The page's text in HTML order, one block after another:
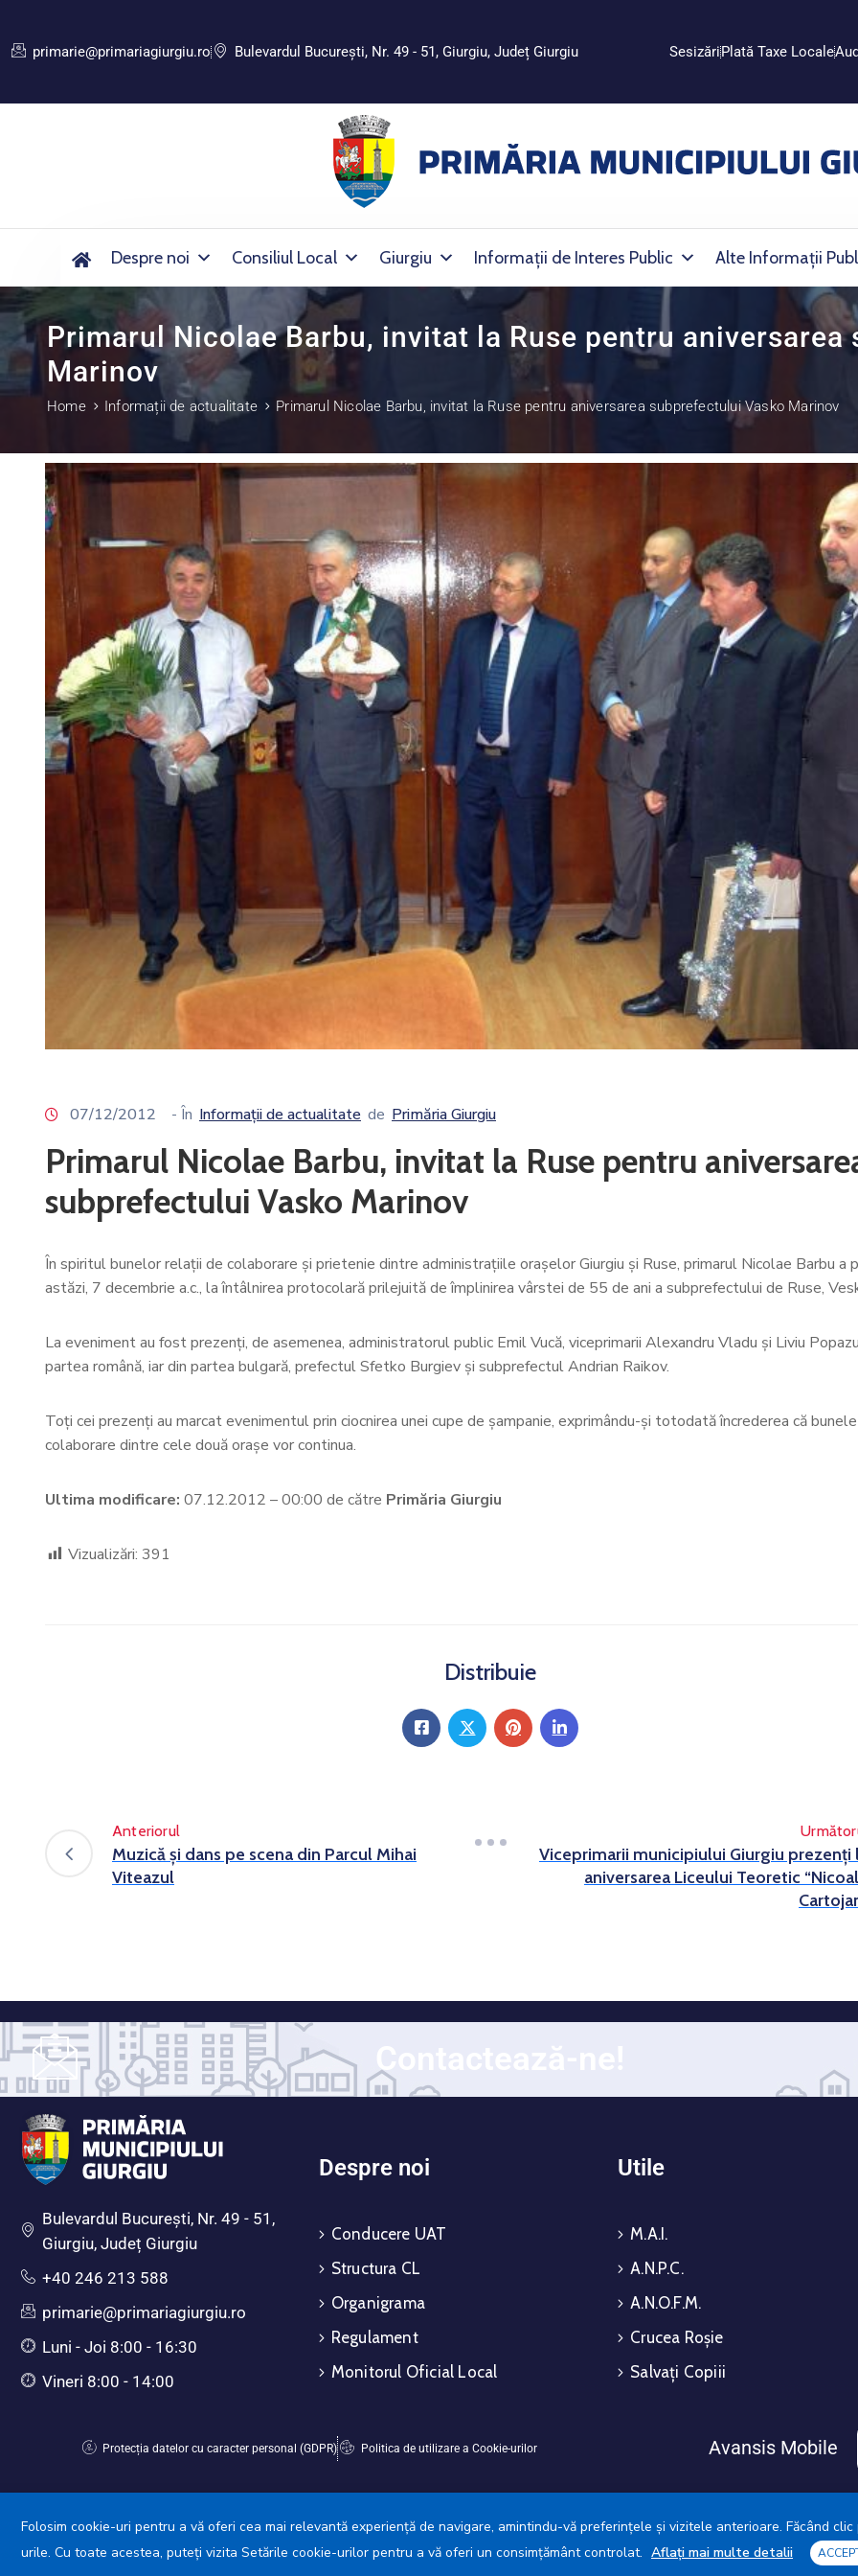
primarie@primariagiurgiu.ro Bulevardul Bucureşti, Nr. 49 - 51, Giurgiu, Județ Giurgiu SesizăriPlată Taxe Locale
Despre noi Consiliul Local Giurgiu Informații de Interes Public Alte Informații
Primarul Nicolae Barbu, invitat la Ruse pentru
Marinov
Home Informații de actualitate Primarul Nicolae Barbu, invitat la Ruse pentru aniversarea subprefectului Vasko Marinov
07/12/2012 - În Informații de actualitate de Primăria Giurgiu
Primarul Nicolae Barbu, invitat la Ruse pentru
subprefectului Vasko Marinov
În spiritul bunelor relaţii de colaborare şi prietenie dintre administraţiile oraşelor Giurgiu şi Ruse, primarul Nicolae Barbu a
astăzi, 7 decembrie a.c., la întâlnirea protocolară prilejuită de împlinirea vârstei de 55 de ani a subprefectului de Ruse,
La eveniment au fost prezenţi, de asemenea, administratorul public Emil Vucă, viceprimarii Alexandru Vladu şi Liviu
partea română, iar din partea bulgară, prefectul Sfetko Burgiev şi subprefectul Andrian Raikov.
Toţi cei prezenţi au marcat evenimentul prin ciocnirea unei cupe de şampanie, exprimându-şi totodată încrederea că
colaborare dintre cele două oraşe vor continua.
Ultima modificare: 07.12.2012 – 00:00 de către Primăria Giurgiu
Vizualizări: 391
Distribuie
Anteriorul
Muzică şi dans pe scena din Parcul Mihai
Viteazul
Viceprimarii municipiului Giurgiu prezenţi
aniversarea Liceului Teoretic
Contactează-ne!
Bulevardul Bucureşti, Nr. 49 - 51,
Giurgiu, Județ Giurgiu
+40 246 213 588
primarie@primariagiurgiu.ro
Luni - Joi 8:00 - 16:30
Vineri 8:00 - 14:00
Despre noi
Conducere UAT
Structura CL
Organigrama
Regulament
Monitorul Oficial Local
Utile
M.A.I.
A.N.P.C.
A.N.O.F.M.
Crucea Roșie
Salvați Copiii
Protecția datelor cu caracter personal (GDPR) Politica de utilizare a Cookie-urilor Avansis Mobile
Primăria Municipiului Giurgiu © 2025. Toate drepturile rezervate.
Folosim cookie-uri pentru a vă oferi cea mai relevantă experiență de navigare, amintindu-vă preferințele și vizitele anterioare. Făcând
urile. Cu toate acestea, puteți vizita Setările cookie-urilor pentru a vă oferi un consimțământ controlat. Aflați mai multe detalii